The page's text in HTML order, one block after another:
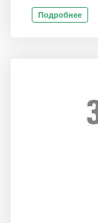
Подробнее